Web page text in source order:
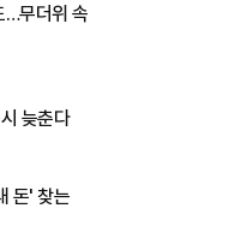
…무더위 속
늦춘다
돈' 찾는